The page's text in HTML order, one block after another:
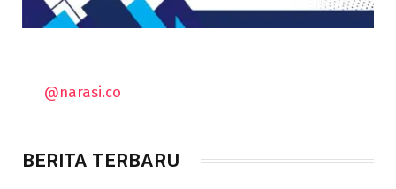
@narasi.co
BERITA TERBARU